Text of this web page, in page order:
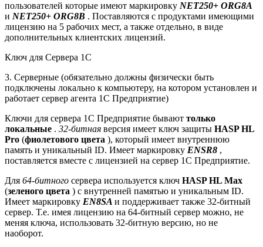
пользователей которые имеют маркировку NET250+ ORG8A
и NET250+ ORG8B . Поставляются с продуктами имеющими
лицензию на 5 рабочих мест, а также отдельно, в виде
дополнительных клиентских лицензий.
Ключ для Сервера 1С
3. Серверные (обязательно должны физически быть
подключены локально к компьютеру, на котором установлен и
работает сервер агента 1С Предприятие)
Ключи для сервера 1С Предприятие бывают только
локальные . 32-битная версия имеет ключ защиты HASP HL
Pro (фиолетового цвета ), который имеет внутреннюю
память и уникальный ID. Имеет маркировку ENSR8 ,
поставляется вместе с лицензией на сервер 1С Предприятие.
Для 64-битного сервера используется ключ HASP HL Max
(зеленого цвета ) с внутренней памятью и уникальным ID.
Имеет маркировку EN8SA и поддерживает также 32-битный
сервер. Т.е. имея лицензию на 64-битный сервер можно, не
меняя ключа, использовать 32-битную версию, но не
наоборот.